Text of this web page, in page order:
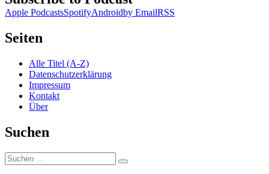
Apple PodcastsSpotifyAndroidby EmailRSS
Seiten
Alle Titel (A-Z)
Datenschutzerklärung
Impressum
Kontakt
Über
Suchen
Suchen
nach:
Suchen